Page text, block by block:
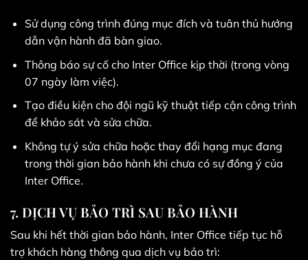
Sử dụng công trình đúng mục đích và tuân thủ hướng
dẫn vận hành đã bàn giao.
Thông báo sự cố cho Inter Office kịp thời (trong vòng
07 ngày làm việc).
Tạo điều kiện cho đội ngũ kỹ thuật tiếp cận công trình
để khảo sát và sửa chữa.
Không tự ý sửa chữa hoặc thay đổi hạng mục đang
trong thời gian bảo hành khi chưa có sự đồng ý của
Inter Office.
7. DỊCH VỤ BẢO TRÌ SAU BẢO HÀNH
Sau khi hết thời gian bảo hành, Inter Office tiếp tục hỗ
trợ khách hàng thông qua dịch vụ bảo trì: